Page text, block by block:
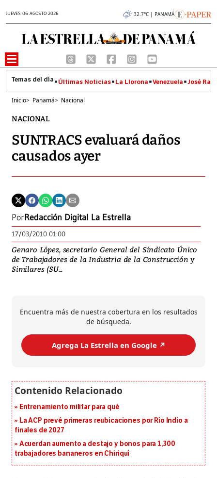
JUEVES 06 AGOSTO 2026 32.7°C | PANAMÁ
Últimas Noticias La Llorona Venezuela José
Inicio> Panamá> Nacional
NACIONAL
SUNTRACS evaluará daños
causados ayer
PorRedacción Digital La Estrella
17/03/2010 01:00
Genaro López, secretario General del Sindicato Único
de Trabajadores de la Industria de la Construcción y
Similares (SU...
Encuentra más de nuestra cobertura en los resultados
de búsqueda.
Agrega La Estrella en Google ↗️
Entrenamiento militar para qué
La ACP prevé primeras reubicaciones por Río Indio a
finales de 2027
Acuerdan aumento a destajo y bonos para 1,300
trabajadores bananeros en Chiriquí